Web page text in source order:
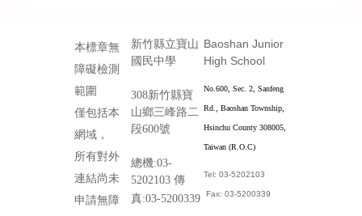
本標章無
障礙檢測
範圍
僅包括本
網域，
所有對外
連結尚未
申請無障
新竹縣立寶山
國民中學
308新竹縣寶
山鄉三峰路二
段600號
總機:03-
5202103 傳
真:03-5200339
Baoshan Junior
High School
No.600, Sec. 2, Sanfeng
Rd., Baoshan Township,
Hsinchu County 308005,
Taiwan (R.O.C)
Tel: 03-5202103
Fax: 03-5200339